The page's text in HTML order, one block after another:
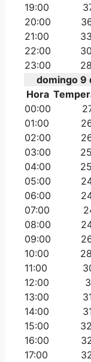
19:00
20:00
21:00
22:00
23:00
domingo 9
Hora
00:00
01:00
02:00
03:00
04:00
05:00
06:00
07:00
08:00
09:00
10:00
11:00
12:00
13:00
14:00
15:00
16:00
17:00